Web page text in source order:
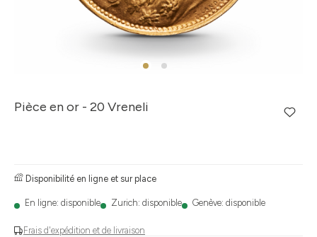
Pièce en or - 20 Vreneli
Frais d'expédition et de livraison
Disponibilité en ligne et sur place
En ligne: disponible Zurich: disponible Genève: disponible